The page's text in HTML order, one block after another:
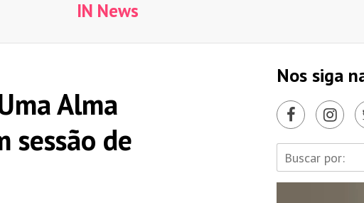
IN News
Alma
sessão de
Nos siga